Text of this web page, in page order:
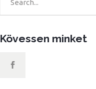
for:
Kövessen minket